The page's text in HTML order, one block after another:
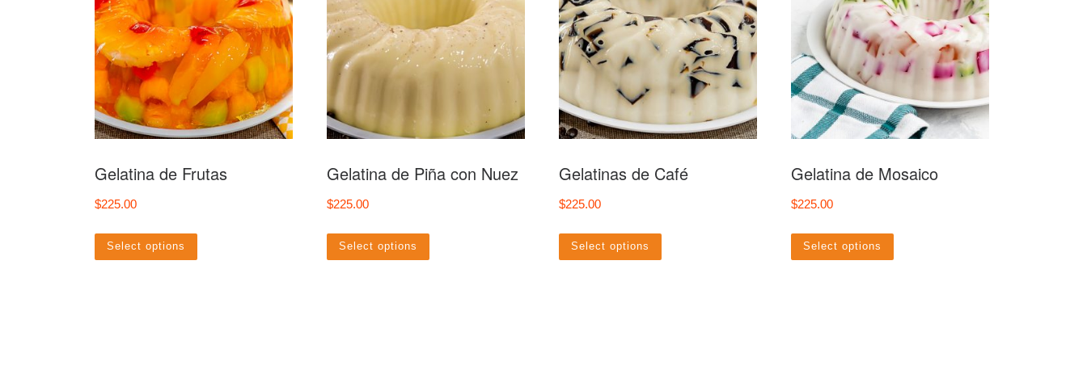
Gelatina de Frutas
$225.00
Select options
Gelatina de Piña con Nuez
$225.00
Select options
Gelatinas de Café
$225.00
Select options
Gelatina de Mosaico
$225.00
Select options